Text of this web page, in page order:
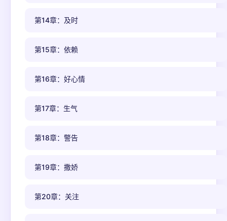
第14章：及时
第15章：依赖
第16章：好心情
第17章：生气
第18章：警告
第19章：撒娇
第20章：关注